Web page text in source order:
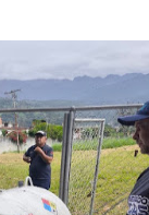
para promover
ciudadana
con taller